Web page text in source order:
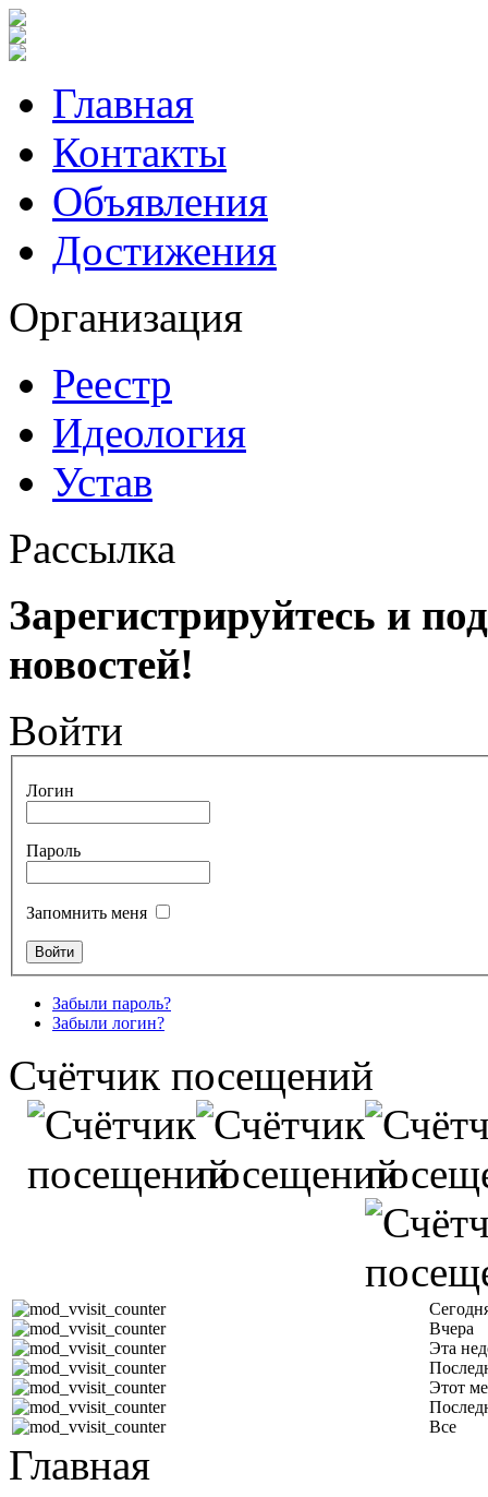
Главная
Контакты
Объявления
Достижения
Организация
Реестр
Идеология
Устав
Рассылка
Зарегистрируйтесь и
новостей!
Войти
Логин
Пароль
Запомнить меня
Забыли пароль?
Забыли логин?
Счётчик посещений
Вчера
Эта
Этот
Все
Главная